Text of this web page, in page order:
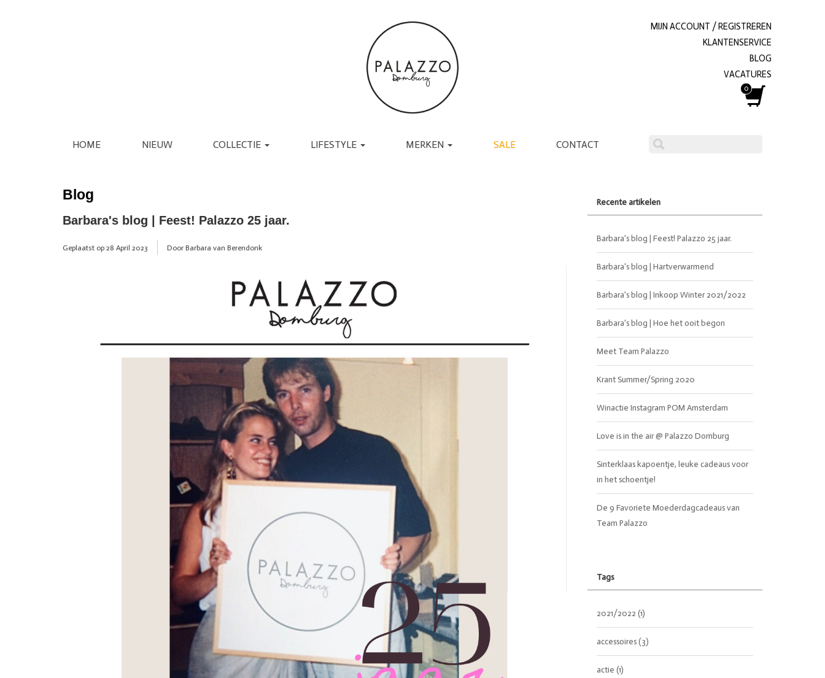
MIJN ACCOUNT / REGISTREREN
KLANTENSERVICE
BLOG
VACATURES
0
HOME NIEUW COLLECTIE
REGENJASSEN
GILETS
JUMPSUITS
BLOUSES
PANTOFFEL
SANDAAL
WESTERN BOOT
DIVERSEN
SALE GIFTCARDS
LIFESTYLE
VERZORGING INTERIEUR
MERKEN SALE CONTACT
Blog
Barbara's blog | Feest! Palazzo 25 jaar.
Geplaatst op 28 April 2023 Door Barbara van Berendonk
Recente artikelen
Barbara's blog | Feest! Palazzo 25 jaar.
Barbara's blog | Hartverwarmend
Barbara's blog | Inkoop Winter 2021/2022
Barbara's blog | Hoe het ooit begon
Meet Team Palazzo
Krant Summer/Spring 2020
Winactie Instagram POM Amsterdam
Love is in the air @ Palazzo Domburg
Sinterklaas kapoentje, leuke cadeaus voor
in het schoentje!
De 9 Favoriete Moederdagcadeaus van
Team Palazzo
Tags
2021/2022 (1)
accessoires(3)
actie (1)